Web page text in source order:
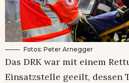
Fotos: Peter Arnegger
Das DRK war mit einem
Einsatzstelle geeilt, dessen